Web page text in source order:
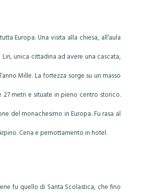
Europa. Una visita alla chiesa, all’aula
unica cittadina ad avere una cascata,
Mille. La fortezza sorge su un masso
metri e situate in pieno centro storico.
del monachesimo in Europa. Fu rasa al
Cena e pernottamento in hotel.
fu quello di Santa Scolastica, che fino